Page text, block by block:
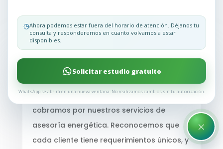
explicamos todo o envíanos un WhatsApp
¿Implican costos los estudios que
realizamos?
No, en Consultoría Energética EU, no te
cobramos por nuestros servicios de
asesoría energética. Reconocemos que
cada cliente tiene requerimientos únicos, y
◷Ahora podemos estar fuera del horario de atención. Déjanos tu
consulta y responderemos en cuanto volvamos a estar
disponibles.
Solicitar estudio gratuito
WhatsApp se abrirá en una nueva ventana. No realizamos cambios sin tu autorización.
×